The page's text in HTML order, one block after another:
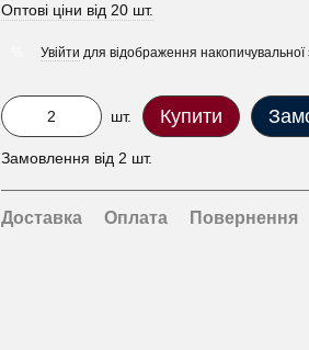
Оптові ціни від 20 шт.
Увійти для відображення накопичувальної
шт. Купити
Замовлення від 2 шт.
Доставка Оплата Повернення